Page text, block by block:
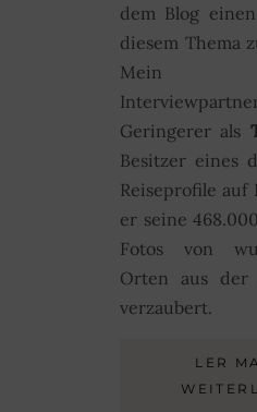
dem Blog
diesem Thema
Mein
Geringerer als
Besitzer eines
Reiseprofile auf
er seine
Fotos von
Orten aus der
verzaubert.
LER